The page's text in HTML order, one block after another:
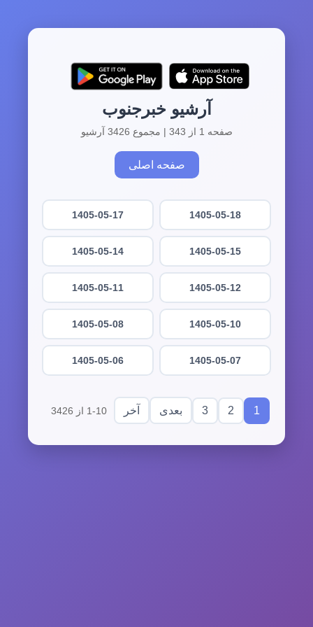
آرشیو خبرجنوب
صفحه 1 از 343 | مجموع 3426 آرشیو
صفحه اصلی
1405-05-18
1405-05-17
1405-05-15
1405-05-14
1405-05-12
1405-05-11
1405-05-10
1405-05-08
1405-05-07
1405-05-06
1
2
3 بعدی آخر 1-10 از 3426